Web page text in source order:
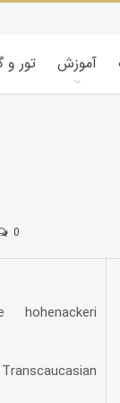
تور آموزش
0